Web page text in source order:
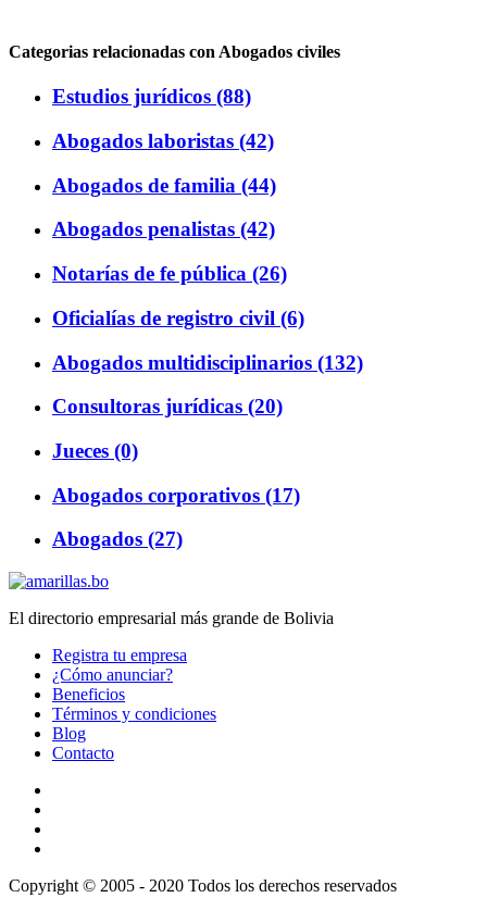
Categorias relacionadas con Abogados civiles
Estudios jurídicos (88)
Abogados laboristas (42)
Abogados de familia (44)
Abogados penalistas (42)
Notarías de fe pública (26)
Oficialías de registro civil (6)
Abogados multidisciplinarios (132)
Consultoras jurídicas (20)
Jueces (0)
Abogados corporativos (17)
Abogados (27)
El directorio empresarial más grande de Bolivia
Registra tu empresa
¿Cómo anunciar?
Beneficios
Términos y condiciones
Blog
Contacto
Copyright © 2005 - 2020 Todos los derechos reservados